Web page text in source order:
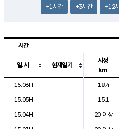
+1시간 +3시간 +12
도시별 기상실황표로 지점, 날씨, 기
시간
일.시 현재일기
시정
km
15.06H
18.4
15.05H
15.1
15.04H
20 이상